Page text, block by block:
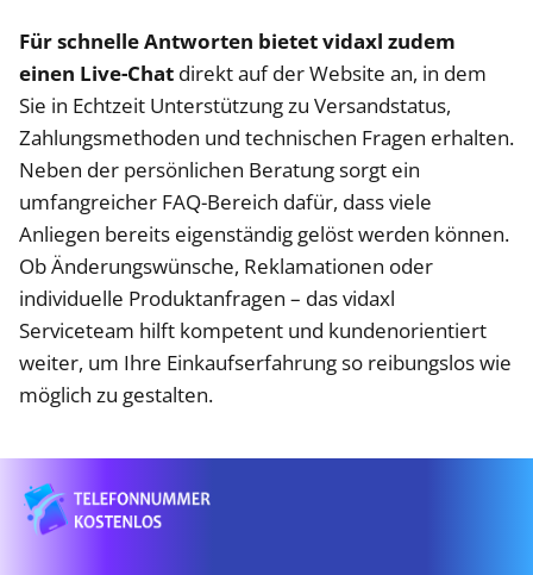
Für schnelle Antworten bietet vidaxl zudem
einen Live-Chat direkt auf der Website an, in dem
Sie in Echtzeit Unterstützung zu Versandstatus,
Zahlungsmethoden und technischen Fragen erhalten.
Neben der persönlichen Beratung sorgt ein
umfangreicher FAQ-Bereich dafür, dass viele
Anliegen bereits eigenständig gelöst werden können.
Ob Änderungswünsche, Reklamationen oder
individuelle Produktanfragen – das vidaxl
Serviceteam hilft kompetent und kundenorientiert
weiter, um Ihre Einkaufserfahrung so reibungslos wie
möglich zu gestalten.